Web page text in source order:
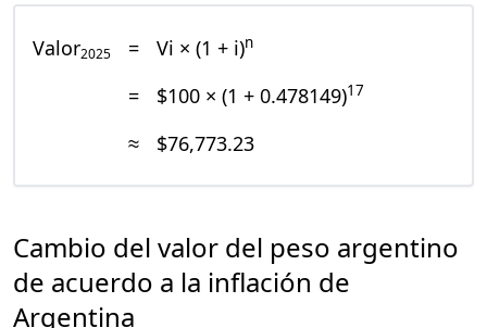
Valor2025 = Vi × (1 + i)n
= $100 × (1 + 0.478149)17
≈ $76,773.23
Cambio del valor del peso argentino
de acuerdo a la inflación de
Argentina